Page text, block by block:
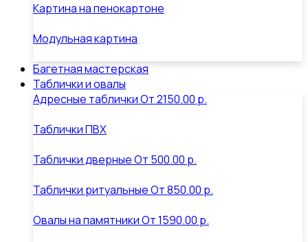
Картина на пенокартоне
Модульная картина
Багетная мастерская
Таблички и овалы
Адресные табличкиОт2150.00 р.
Таблички ПВХ
Таблички дверныеОт 500.00 р.
Таблички ритуальныеОт850.00 р.
Овалы на памятникиОт1590.00 р.